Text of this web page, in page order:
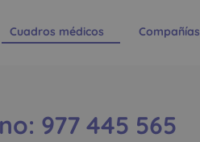
Cuadros médicos Compañías
977 445 565